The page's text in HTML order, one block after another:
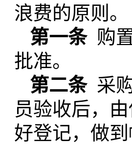
浪费的原则。
第一条 购
批准。
第二条 采
员验收后，
好登记，做